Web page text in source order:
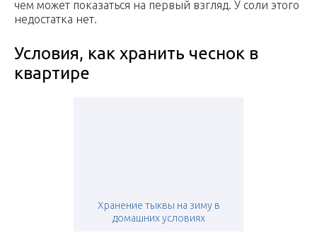
чем может показаться на первый взгляд. У соли этого
недостатка нет.
Условия, как хранить чеснок в
квартире
Хранение тыквы на зиму в
домашних условиях